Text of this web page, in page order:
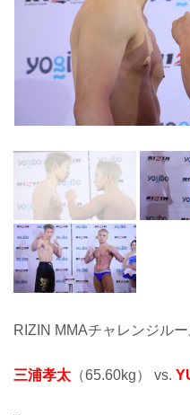
RIZIN MMAチャレンジル
三浦孝太 （65.60kg） vs.